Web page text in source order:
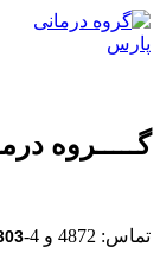
گـــــروه
تماس: 4872 و 4- 021